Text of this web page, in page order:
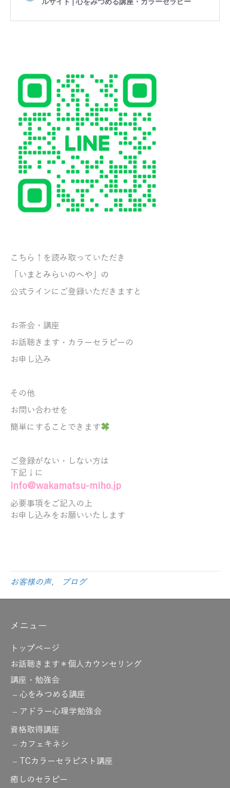
こちら↑を読み取っていただき
「いまとみらいのへや」の
公式ラインにご登録いただきますと
お茶会・講座
お話聴きます・ カラーセラピーの
お申し込み
その他
お問い合わせを
簡単にすることできます
ご登録がない・しない方は
下記↓に
info@wakamatsu-miho.jp
必要事項をご記入の上
お申し込みをお願いいたします
お客様の声, ブログ
メニュー
トップページ
お話聴きます＊個人カウンセリング
講座・勉強会
心をみつめる講座
アドラー心理学勉強会
資格取得講座
カフェキネシ
TCカラーセラピスト講座
癒しのセラピー